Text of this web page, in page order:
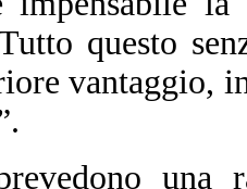
questo
vantaggio,
una